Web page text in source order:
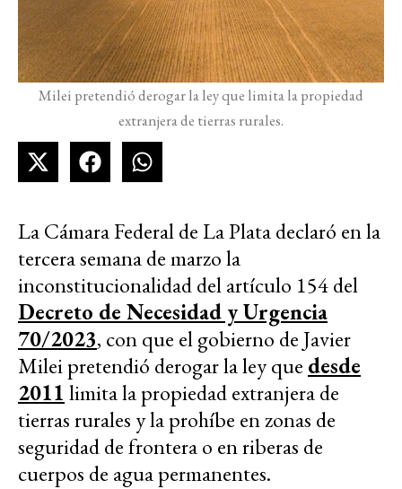
Milei pretendió derogar la ley que limita la propiedad
extranjera de tierras rurales.
La Cámara Federal de La Plata declaró en la
tercera semana de marzo la
inconstitucionalidad del artículo 154 del
Decreto de Necesidad y Urgencia
70/2023, con que el gobierno de Javier
Milei pretendió derogar la ley que desde
2011 limita la propiedad extranjera de
tierras rurales y la prohíbe en zonas de
seguridad de frontera o en riberas de
cuerpos de agua permanentes.